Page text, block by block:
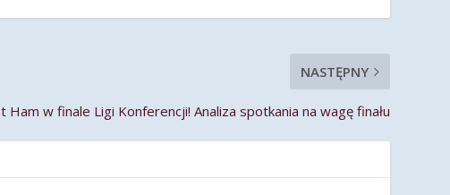
NASTĘPNY
Ham w finale Ligi Konferencji! Analiza spotkania na wagę finału